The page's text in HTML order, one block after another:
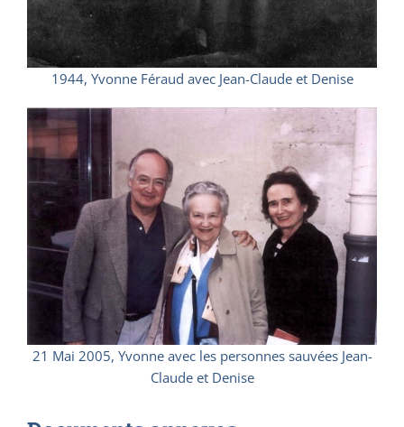
1944, Yvonne Féraud avec Jean-Claude et Denise
21 Mai 2005, Yvonne avec les personnes sauvées Jean-
Claude et Denise